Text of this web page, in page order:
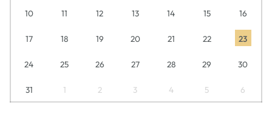
10 11 12 13 14 15 16
17 18 19 20 21 22 23
24 25 26 27 28 29 30
31 1 2 3 4 5 6